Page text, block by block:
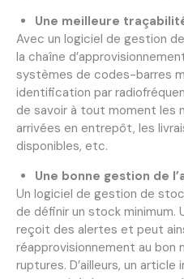
Une meilleure
Avec un logiciel de gestion
la chaîne
systèmes de codes-barres
identification par
de savoir à tout moment les
arrivées en entrepôt, les
disponibles, etc.
Une bonne gestion de
Un logiciel de gestion de
de définir un stock minimum.
reçoit des alertes et peut
réapprovisionnement au bon
ruptures. D’ailleurs, un article